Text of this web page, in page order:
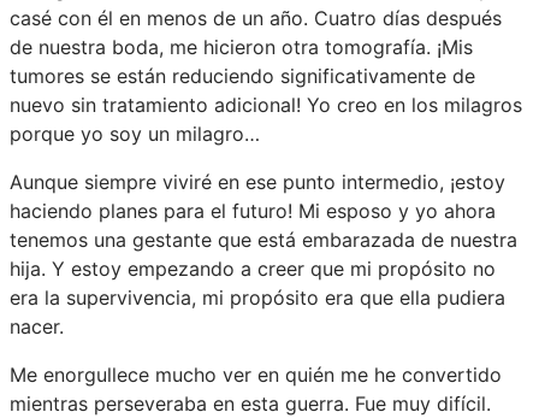
casé con él en menos de un año. Cuatro días después
de nuestra boda, me hicieron otra tomografía. ¡Mis
tumores se están reduciendo significativamente de
nuevo sin tratamiento adicional! Yo creo en los milagros
porque yo soy un milagro…
Aunque siempre viviré en ese punto intermedio, ¡estoy
haciendo planes para el futuro! Mi esposo y yo ahora
tenemos una gestante que está embarazada de nuestra
hija. Y estoy empezando a creer que mi propósito no
era la supervivencia, mi propósito era que ella pudiera
nacer.
Me enorgullece mucho ver en quién me he convertido
mientras perseveraba en esta guerra. Fue muy difícil.